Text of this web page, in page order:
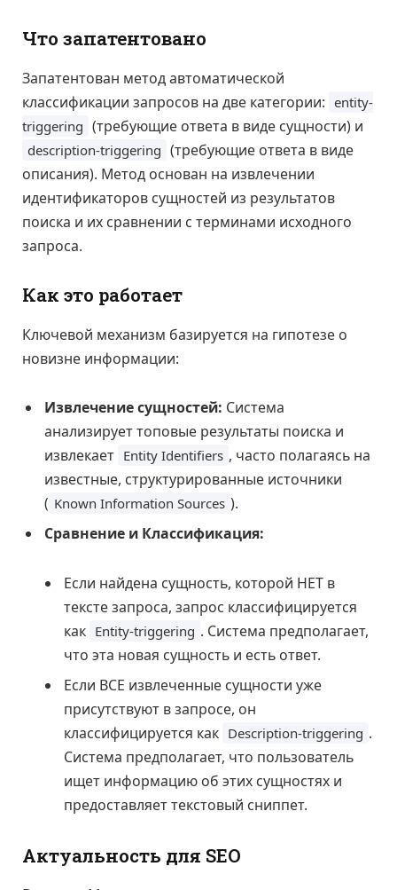
Что запатентовано
Запатентован метод автоматической
классификации запросов на две категории: entity-
triggering (требующие ответа в виде сущности) и
description-triggering (требующие ответа в виде
описания). Метод основан на извлечении
идентификаторов сущностей из результатов
поиска и их сравнении с терминами исходного
запроса.
Как это работает
Ключевой механизм базируется на гипотезе о
новизне информации:
Извлечение сущностей: Система
анализирует топовые результаты поиска и
извлекает Entity Identifiers , часто полагаясь на
известные, структурированные источники
( Known Information Sources ).
Сравнение и Классификация:
Если найдена сущность, которой НЕТ в
тексте запроса, запрос классифицируется
как Entity-triggering . Система предполагает,
что эта новая сущность и есть ответ.
Если ВСЕ извлеченные сущности уже
присутствуют в запросе, он
классифицируется как Description-triggering .
Система предполагает, что пользователь
ищет информацию об этих сущностях и
предоставляет текстовый сниппет.
Актуальность для SEO